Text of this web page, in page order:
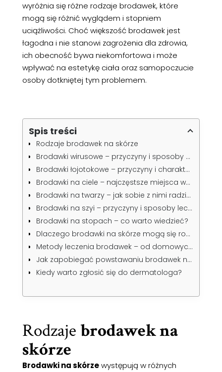
wyróżnia się różne rodzaje brodawek, które
mogą się różnić wyglądem i stopniem
uciążliwości. Choć większość brodawek jest
łagodna i nie stanowi zagrożenia dla zdrowia,
ich obecność bywa niekomfortowa i może
wpływać na estetykę ciała oraz samopoczucie
osoby dotkniętej tym problemem.
Spis treści
Rodzaje brodawek na skórze
Brodawki wirusowe – przyczyny i sposoby zarażenia
Brodawki łojotokowe – przyczyny i charakterystyka
Brodawki na ciele – najczęstsze miejsca występowania
Brodawki na twarzy – jak sobie z nimi radzić?
Brodawki na szyi – przyczyny i sposoby leczenia
Brodawki na stopach – co warto wiedzieć?
Dlaczego brodawki na skórze mogą się rozprzestrzeniać?
Metody leczenia brodawek – od domowych sposobów po profesjonalne zabiegi
Jak zapobiegać powstawaniu brodawek na skórze?
Kiedy warto zgłosić się do dermatologa?
Rodzaje brodawek na
skórze
Brodawki na skórzewystępują w różnych